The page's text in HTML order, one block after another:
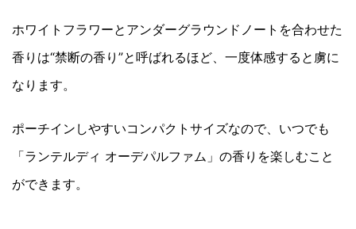
ホワイトフラワーとアンダーグラウンドノートを合わせた
香りは“禁断の香り”と呼ばれるほど、一度体感すると虜に
なります。
ポーチインしやすいコンパクトサイズなので、いつでも
「ランテルディ オーデパルファム」の香りを楽しむこと
ができます。